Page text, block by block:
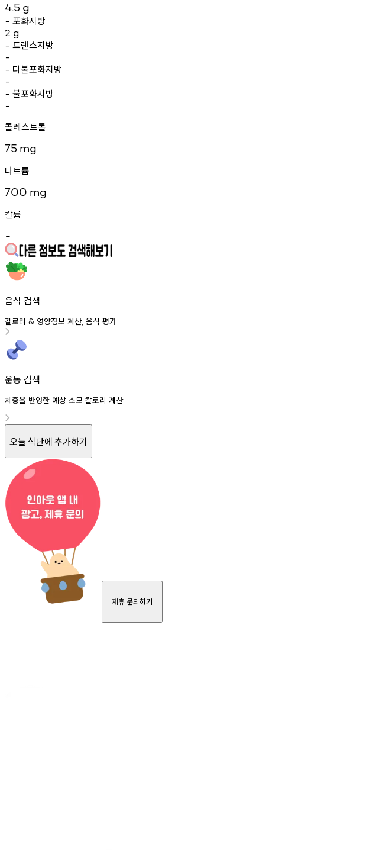
4.5 g
- 포화지방
2 g
- 트랜스지방
-
- 다불포화지방
-
- 불포화지방
-
콜레스트롤
75 mg
나트륨
700 mg
칼륨
-
음식 검색
칼로리 & 영양정보 계산, 음식 평가
운동 검색
체중을 반영한 예상 소모 칼로리 계산
오늘 식단에 추가하기
제휴 문의하기